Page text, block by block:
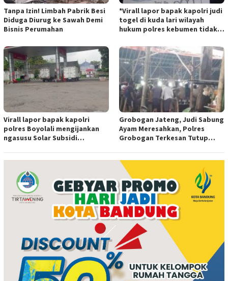
Tanpa Izin! Limbah Pabrik Besi
Diduga Diurug ke Sawah Demi
Bisnis Perumahan
*Virall lapor bapak kapolri judi
togel di kuda lari wilayah
hukum polres kebumen tidak
Virall lapor bapak kapolri
polres Boyolali mengijankan
ngasusu Solar Subsidi
polres Boyolali tutup mata
Grobogan Jateng, Judi Sabung
Ayam Meresahkan, Polres
Grobogan Terkesan Tutup